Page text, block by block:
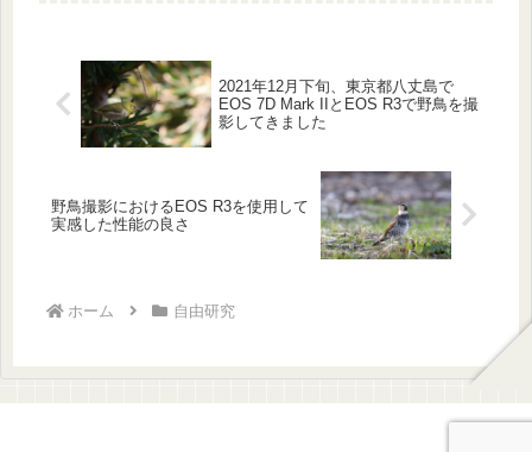
2021年12月下旬、東京都八丈島で
EOS 7D Mark IIとEOS R3で野鳥を撮
影してきました
野鳥撮影におけるEOS R3を使用して
実感した性能の良さ
ホーム 自由研究